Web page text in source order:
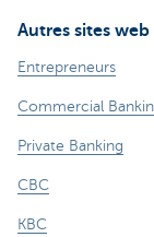
Autres sites web
Entrepreneurs
Commercial
Private Banking
CBC
KBC